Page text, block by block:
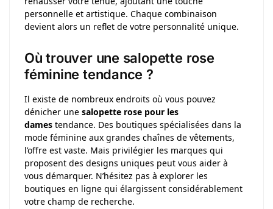
personnelle et artistique. Chaque combinaison
devient alors un reflet de votre personnalité unique.
Où trouver une salopette rose
féminine tendance ?
Il existe de nombreux endroits où vous pouvez
dénicher une salopette rose pour les
dames tendance. Des boutiques spécialisées dans la
mode féminine aux grandes chaînes de vêtements,
l’offre est vaste. Mais privilégier les marques qui
proposent des designs uniques peut vous aider à
vous démarquer. N’hésitez pas à explorer les
boutiques en ligne qui élargissent considérablement
votre champ de recherche.